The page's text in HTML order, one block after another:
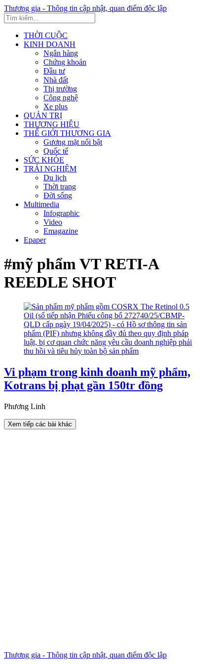
Thương gia - Thông tin cập nhật, quan điểm độc lập
THỜI CUỘC
KINH DOANH
Ngân hàng
Chứng khoán
Đầu tư
Nhà đất
Thị trường
Công nghệ
Xe plus
QUẢN TRỊ
THƯƠNG HIỆU
THẾ GIỚI THƯƠNG GIA
Gương mặt nổi bật
Quốc tế
SỨC KHỎE
TRẢI NGHIỆM
Du lịch
Thời trang
Đời sống
Multimedia
Infographic
Video
Emagazine
Epaper
#mỹ phẩm VT RETI-A
REEDLE SHOT
Vi phạm trong kinh doanh mỹ phẩm,
Kotrans bị phạt gần 150tr đồng
Phương Linh
Xem tiếp các bài khác
Thương gia - Thông tin cập nhật, quan điểm độc lập